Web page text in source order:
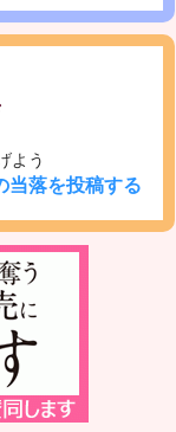
よう
当落を投稿する